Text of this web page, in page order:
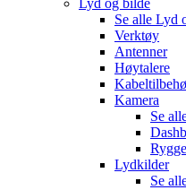
Se alle Lyd
Verktøy
Antenner
Høytalere
Kamera
Se
Lydkilder
Se